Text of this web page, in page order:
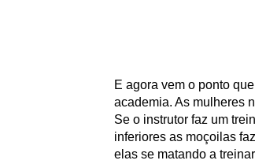
E agora vem o ponto
academia. As mulheres
Se o instrutor faz um
inferiores as moçoilas
elas se matando a